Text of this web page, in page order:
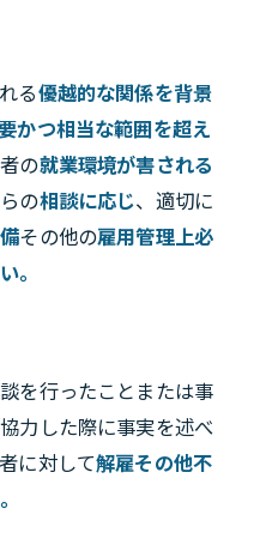
る優越的な関係を背景
かつ相当な範囲を超え
の就業環境が害される
の相談に応じ、適切に
その他の雇用管理上必
。
を行ったことまたは事
力した際に事実を述べ
に対して解雇その他不